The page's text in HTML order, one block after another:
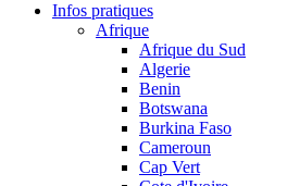
Infos pratiques
Afrique
Afrique du Sud
Algerie
Benin
Botswana
Burkina Faso
Cameroun
Cap Vert